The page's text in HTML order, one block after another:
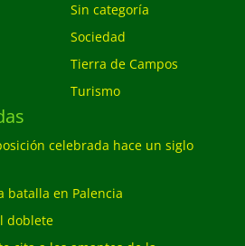
Sin categoría
Sociedad
Tierra de Campos
Turismo
celebrada hace un siglo
batalla en Palencia
doblete